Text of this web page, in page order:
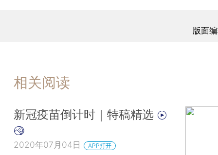
版面
相关阅读
新冠疫苗倒计时｜特稿精选
2020年07月04日 APP打开